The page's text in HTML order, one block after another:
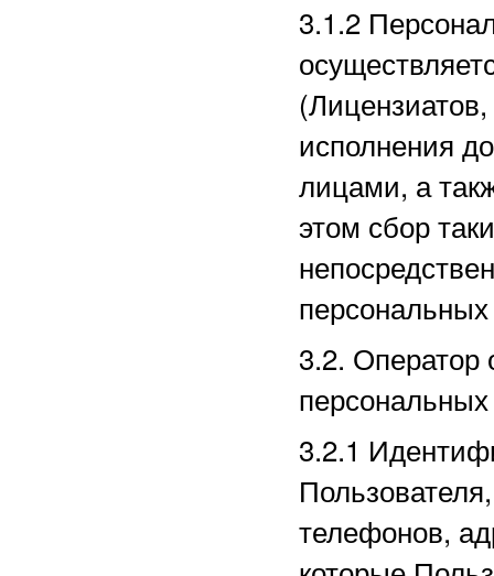
3.1.2
исполнения
лицами, а
этом сбор
3.2. Оператор
3.2.1
телефонов,